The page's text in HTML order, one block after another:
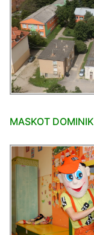
MASKOT DOMINIK